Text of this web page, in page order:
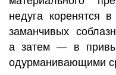
недуга коренятся
заманчивых
а затем — в
одурманивающими